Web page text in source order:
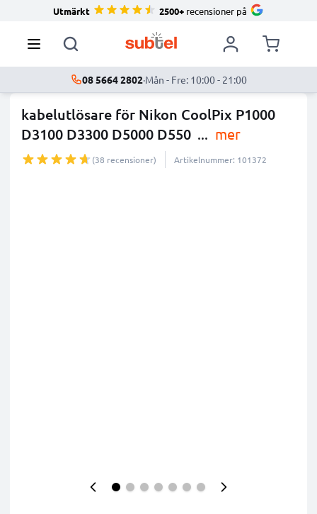
Utmärkt 2500+ recensioner på
08 5664 2802·Mån - Fre: 10:00 - 21:00
kabelutlösare för Nikon CoolPix P1000
D3100 D3300 D5000 D550 ... mer
(38 recensioner) Artikelnummer: 101372